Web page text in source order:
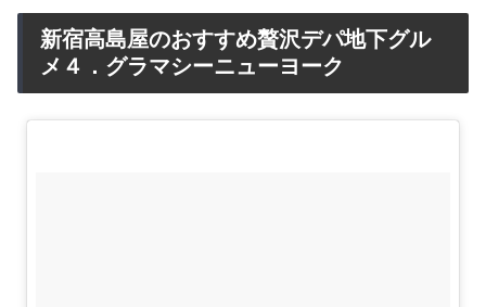
新宿高島屋のおすすめ贅沢デパ地下グル
メ４．グラマシーニューヨーク